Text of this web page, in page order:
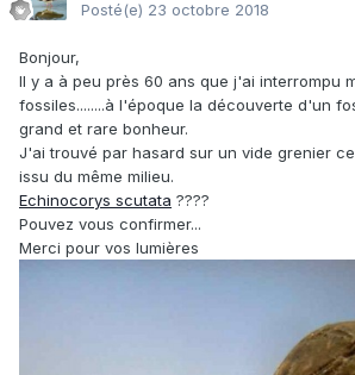
Posté(e) 23 octobre 2018
Bonjour,
Il y a à peu près 60 ans que j'ai interrompu
fossiles........à l'époque la découverte d'un
grand et rare bonheur.
J'ai trouvé par hasard sur un vide grenier
issu du même milieu.
Echinocorys scutata ????
Pouvez vous confirmer...
Merci pour vos lumières